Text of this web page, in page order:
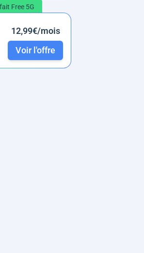
Free 5G
12,99€/mois
Voir l'offre